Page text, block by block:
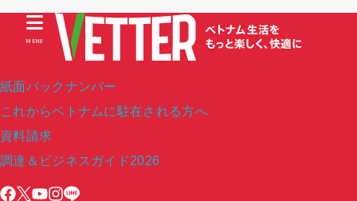
紙面バックナンバー
これからベトナムに駐在される方へ
資料請求
調達＆ビジネスガイド2026
MENU